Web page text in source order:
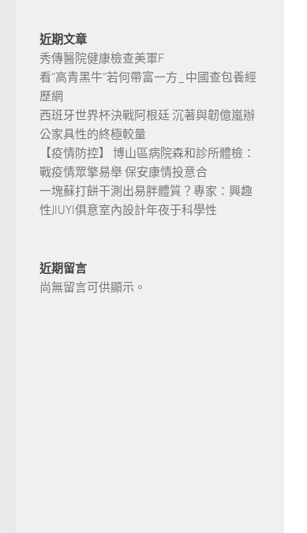
近期文章
秀傳醫院健康檢查美軍F
看“高青黑牛”若何帶富一方_中國查包養經
歷網
西班牙世界杯決戰阿根廷 沉著與韌億嵐辦
公家具性的終極較量
【疫情防控】 博山區病院森和診所體檢：
戰疫情眾擎易舉 保安康情投意合
一塊蘇打餅干測出易胖體質？專家：興趣
性JIUYI俱意室內設計年夜于科學性
近期留言
尚無留言可供顯示。